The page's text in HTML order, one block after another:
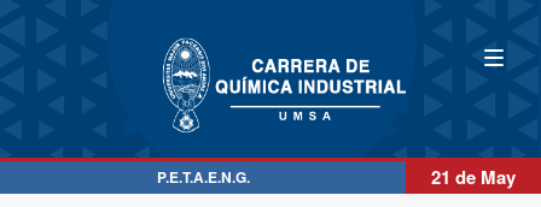
P.E.T.A.E.N.G. 21 de May